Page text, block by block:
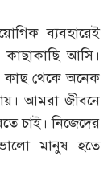
ব্যবহারেই
আসি।
কাছ থেকে অনেক
আমরা জীবনে
চাই। নিজেদের
মানুষ হতে